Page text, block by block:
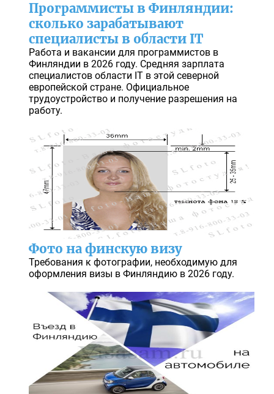
Программисты в Финляндии:
сколько зарабатывают
специалисты в области IT
Работа и вакансии для программистов в
Финляндии в 2026 году. Средняя зарплата
специалистов области IT в этой северной
европейской стране. Официальное
трудоустройство и получение разрешения на
работу.
Фото на финскую визу
Требования к фотографии, необходимую для
оформления визы в Финляндию в 2026 году.